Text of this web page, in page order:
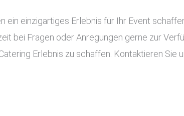
ein einzigartiges Erlebnis für Ihr Event
bei Fragen oder Anregungen gerne zur
Erlebnis zu schaffen. Kontaktieren Sie